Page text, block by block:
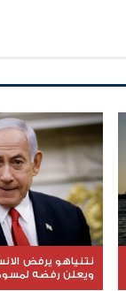
نتنياهو يرفض
ويعلن رفضه